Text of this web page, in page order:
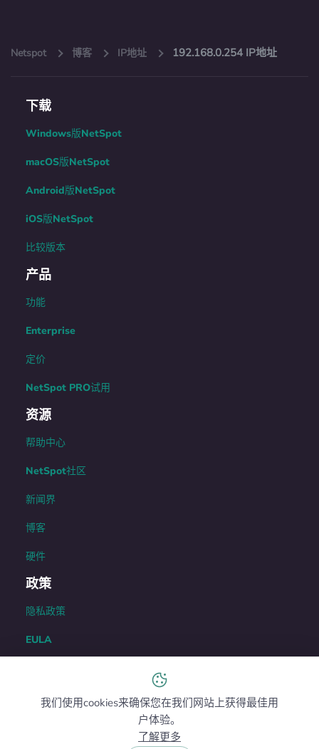
Netspot 博客 IP地址 192.168.0.254 IP地址
下载
Windows版NetSpot
macOS版NetSpot
Android版NetSpot
iOS版NetSpot
比较版本
产品
功能
Enterprise
定价
NetSpot PRO试用
资源
帮助中心
NetSpot社区
新闻界
博客
硬件
政策
隐私政策
EULA
退款政策
我们使用cookies来确保您在我们网站上获得最佳用
户体验。
了解更多